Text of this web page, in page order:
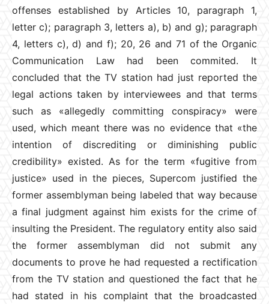
offenses established by Articles 10, paragraph 1,
letter c); paragraph 3, letters a), b) and g); paragraph
4, letters c), d) and f); 20, 26 and 71 of the Organic
Communication Law had been commited. It
concluded that the TV station had just reported the
legal actions taken by interviewees and that terms
such as «allegedly committing conspiracy» were
used, which meant there was no evidence that «the
intention of discrediting or diminishing public
credibility» existed. As for the term «fugitive from
justice» used in the pieces, Supercom justified the
former assemblyman being labeled that way because
a final judgment against him exists for the crime of
insulting the President. The regulatory entity also said
the former assemblyman did not submit any
documents to prove he had requested a rectification
from the TV station and questioned the fact that he
had stated in his complaint that the broadcasted